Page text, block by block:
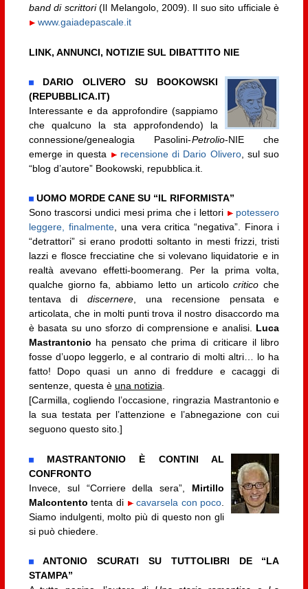
band di scrittori(Il Melangolo, 2009). Il suo sito ufficiale è
www.gaiadepascale.it
LINK, ANNUNCI, NOTIZIE SUL DIBATTITO NIE
DARIO OLIVERO SU BOOKOWSKI
(REPUBBLICA.IT)
Interessante e da approfondire (sappiamo
che qualcuno la sta approfondendo) la
connessione/genealogia Pasolini-Petrolio-NIE che
emerge in questa
recensione di Dario Olivero, sul suo
“blog d’autore” Bookowski, repubblica.it.
UOMO MORDE CANE SU “IL RIFORMISTA”
Sono trascorsi undici mesi prima che i lettori
potessero
leggere, finalmente, una vera critica “negativa”. Finora i
“detrattori” si erano prodotti soltanto in mesti frizzi, tristi
lazzi e flosce frecciatine che si volevano liquidatorie e in
realtà avevano effetti-boomerang. Per la prima volta,
qualche giorno fa, abbiamo letto un articolocritico che
tentava didiscernere, una recensione pensata e
articolata, che in molti punti trova il nostro disaccordo ma
è basata su uno sforzo di comprensione e analisi. Luca
Mastrantonio ha pensato che prima di criticare il libro
fosse d’uopo leggerlo, e al contrario di molti altri… lo ha
fatto! Dopo quasi un anno di freddure e cacaggi di
sentenze, questa è una notizia.
[Carmilla, cogliendo l’occasione, ringrazia Mastrantonio e
la sua testata per l’attenzione e l’abnegazione con cui
seguono questo sito.]
MASTRANTONIO È CONTINI AL
CONFRONTO
Invece, sul “Corriere della sera”, Mirtillo
Malcontento tenta di cavarsela con poco
Siamo indulgenti, molto più di questo non gli
si può chiedere.
ANTONIO SCURATI SU TUTTOLIBRI DE “LA
STAMPA”